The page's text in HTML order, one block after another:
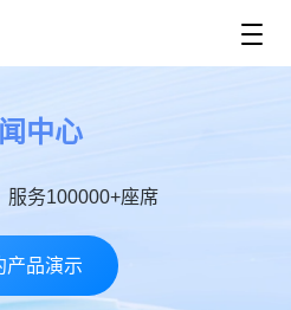
中心
服务100000+座席
产品演示